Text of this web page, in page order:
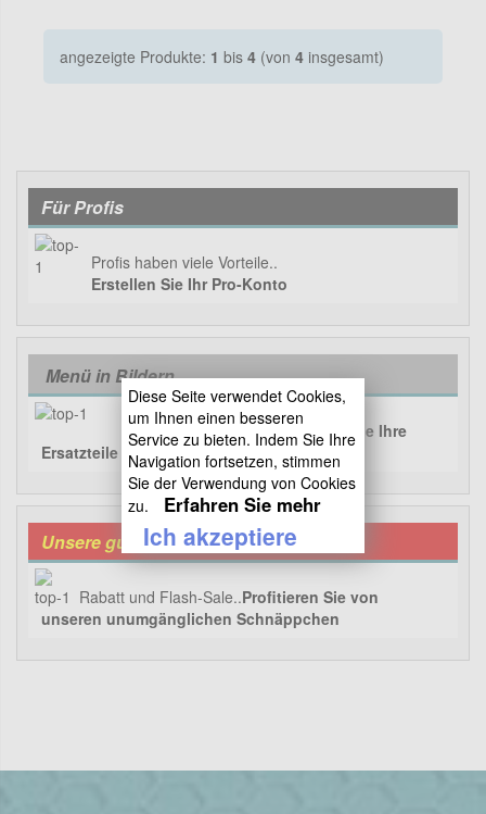
angezeigte Produkte: 1 bis 4 (von 4 insgesamt)
Für Profis
Profis haben viele Vorteile..
Erstellen Sie Ihr Pro-Konto
Menü in Bildern
Unser Katalog in Bildern..Finden Sie Ihre
Ersatzteile mit 3 Klicks !
Unsere guten Angebote
Rabatt und Flash-Sale..Profitieren Sie von
unseren unumgänglichen Schnäppchen
Diese Seite verwendet Cookies,
um Ihnen einen besseren
Service zu bieten. Indem Sie Ihre
Navigation fortsetzen, stimmen
Sie der Verwendung von Cookies
zu.
Erfahren Sie mehr
Ich akzeptiere